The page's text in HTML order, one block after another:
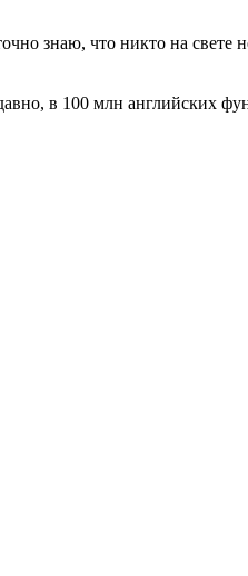
знаю, что никто на свете
в 100 млн английских